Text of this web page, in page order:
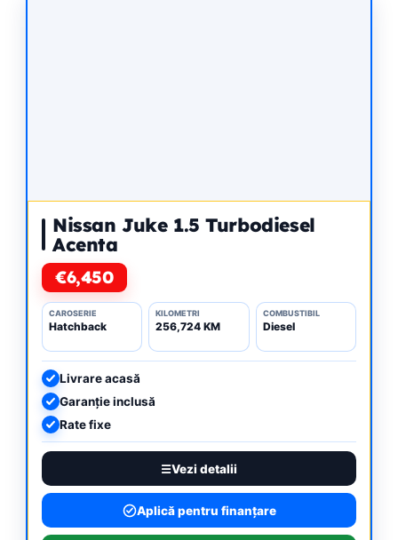
Nissan Juke 1.5 Turbodiesel
Acenta
€6,450
CAROSERIE
Hatchback
KILOMETRI
256,724 KM
COMBUSTIBIL
Diesel
Livrare acasă
Garanție inclusă
Rate fixe
Vezi detalii
Aplică pentru finanțare